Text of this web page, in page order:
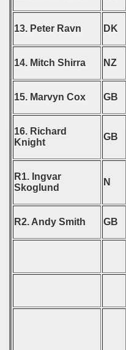
13. Peter Ravn DK
14. Mitch Shirra NZ
15. Marvyn Cox GB
16. Richard
Knight
GB
R1. Ingvar
Skoglund
N
R2. Andy Smith GB